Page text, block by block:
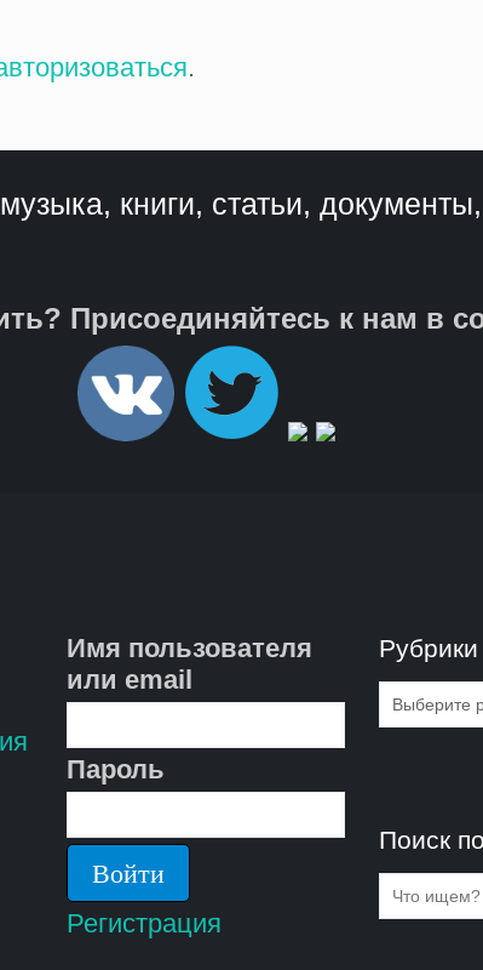
.
книги, статьи,
Присоединяйтесь к нам в
Имя пользователя
или email
Пароль
Регистрация
Рубрики
Поиск